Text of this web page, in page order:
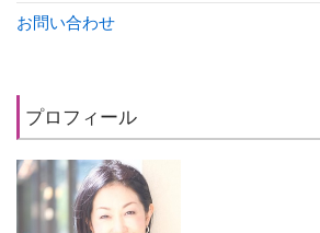
お問い合わせ
プロフィール